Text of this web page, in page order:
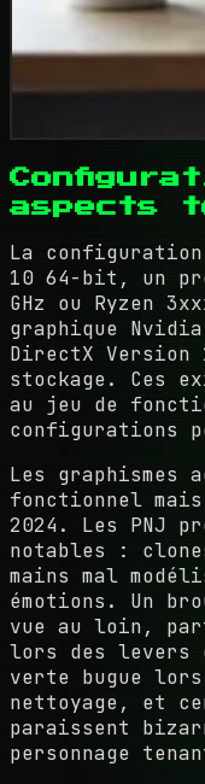
aspects
La configuration
10 64-bit, un
GHz ou Ryzen
graphique Nvidia
DirectX Version
stockage. Ces
au jeu de
configurations
Les graphismes
fonctionnel mais
2024. Les PNJ
notables :
mains mal
émotions. Un
vue au loin,
lors des levers
verte bugue lors
nettoyage, et
paraissent
personnage